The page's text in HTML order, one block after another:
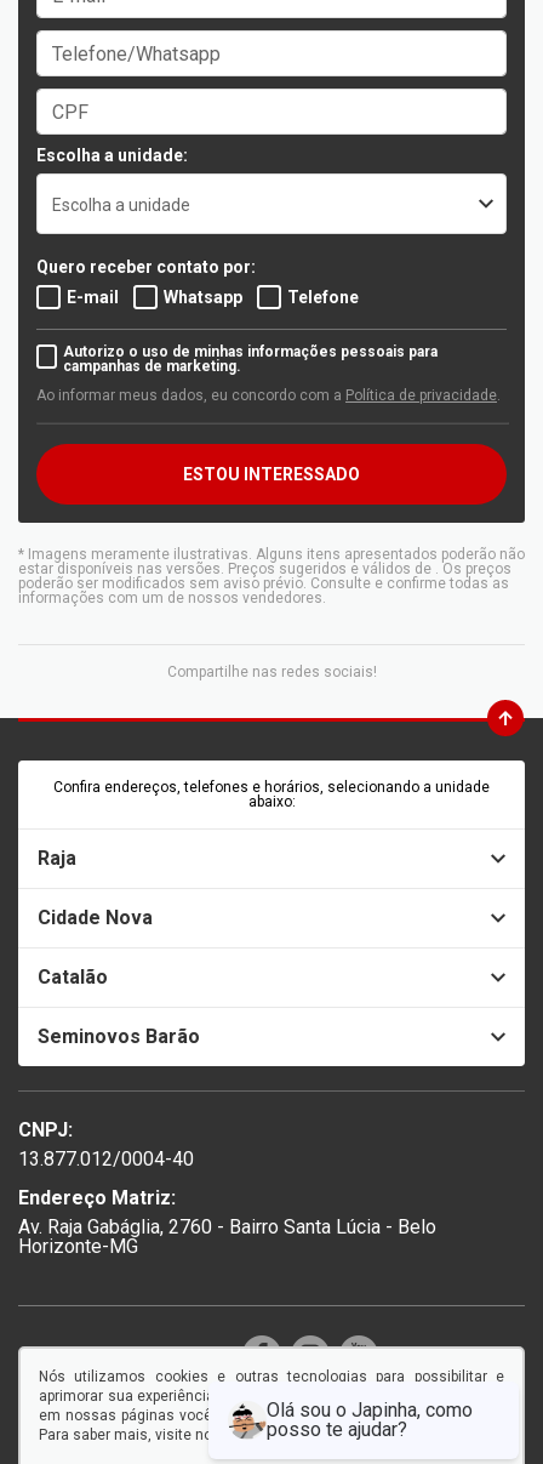
Escolha a unidade:
Escolha a unidade
Quero receber contato por:
E-mail
Whatsapp Telefone
Autorizo o uso de minhas informações pessoais para
campanhas de marketing.
Ao informar meus dados, eu concordo com a Política de privacidade.
ESTOU INTERESSADO
* Imagens meramente ilustrativas. Alguns itens apresentados poderão não
estar disponíveis nas versões. Preços sugeridos e válidos de . Os preços
poderão ser modificados sem aviso prévio. Consulte e confirme todas as
informações com um de nossos vendedores.
Compartilhe nas redes sociais!
Confira endereços, telefones e horários, selecionando a unidade
abaixo:
Raja
Cidade Nova
Catalão
Seminovos Barão
CNPJ:
13.877.012/0004-40
Endereço Matriz:
Av. Raja Gabáglia, 2760 - Bairro Santa Lúcia - Belo
Horizonte-MG
Nós utilizamos cookies e outras tecnologias para possibilitar e
aprimorar sua experiência em nosso site, e ao continuar navegando
em nossas páginas você concorda com a coleta e uso de cookies.
Para saber mais, visite nossaPolítica de Privacidade.